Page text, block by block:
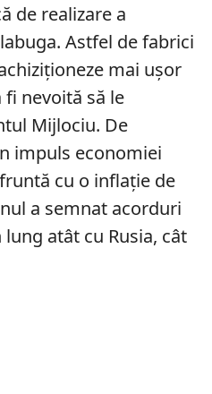
de realizare a
Astfel de fabrici
mai ușor
nevoită să le
Mijlociu. De
impuls economiei
cu o inflație de
a semnat acorduri
atât cu Rusia, cât